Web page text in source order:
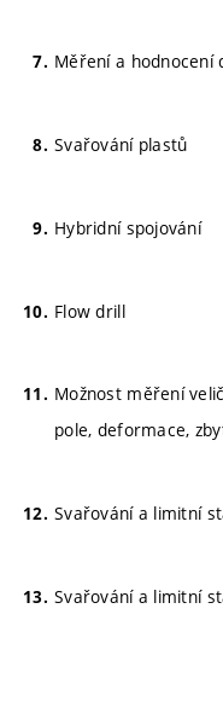
Měření a hodnocení
Svařování plastů
Hybridní spojování
Flow drill
Možnost měření
pole, deformace,
Svařování a limitní
Svařování a limitní